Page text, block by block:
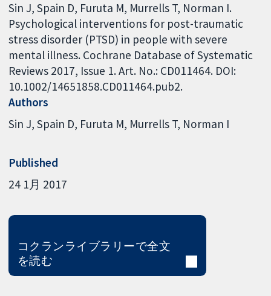
Sin J, Spain D, Furuta M, Murrells T, Norman I.
Psychological interventions for post-traumatic
stress disorder (PTSD) in people with severe
mental illness. Cochrane Database of Systematic
Reviews 2017, Issue 1. Art. No.: CD011464. DOI:
10.1002/14651858.CD011464.pub2.
Authors
Sin J Spain D Furuta M Murrells T Norman I
Published
24 1月 2017
コクランライブラリーで全文
を読む